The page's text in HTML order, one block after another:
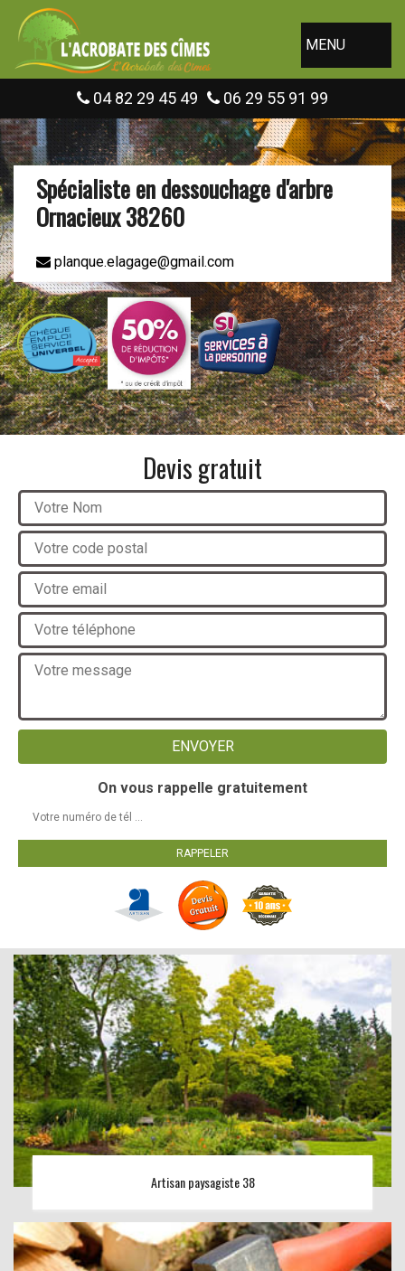
MENU
04 82 29 45 49 06 29 55 91 99
Spécialiste en dessouchage d'arbre
Ornacieux 38260
planque.elagage@gmail.com
Devis gratuit
On vous rappelle gratuitement
Artisan paysagiste 38